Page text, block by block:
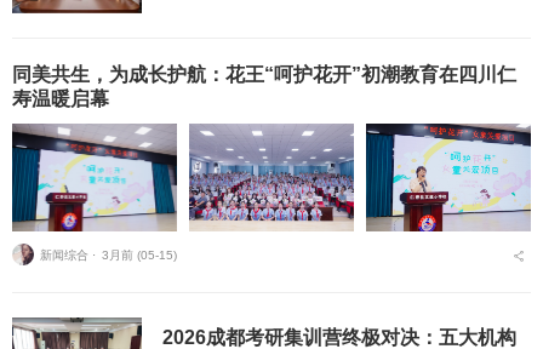
同美共生，为成长护航：花王“呵护花开”初潮教育在四川仁
寿温暖启幕
新闻综合 ⋅ 3月前 (05-15)
2026成都考研集训营终极对决：五大机构